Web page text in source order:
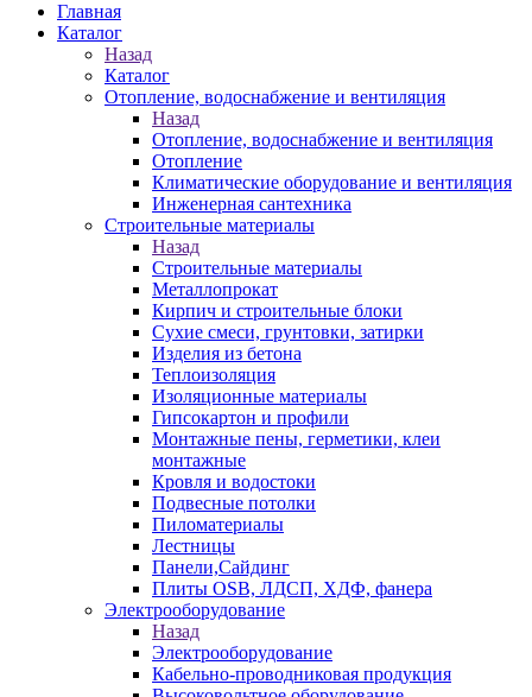
Главная
Каталог
Назад
Каталог
Отопление, водоснабжение и вентиляция
Назад
Отопление, водоснабжение и вентиляция
Отопление
Климатические оборудование и вентиляция
Инженерная сантехника
Строительные материалы
Назад
Строительные материалы
Металлопрокат
Кирпич и строительные блоки
Сухие смеси, грунтовки, затирки
Изделия из бетона
Теплоизоляция
Изоляционные материалы
Гипсокартон и профили
Монтажные пены, герметики, клеи
монтажные
Кровля и водостоки
Подвесные потолки
Пиломатериалы
Лестницы
Панели,Сайдинг
Плиты OSB, ЛДСП, ХДФ, фанера
Электрооборудование
Назад
Электрооборудование
Кабельно-проводниковая продукция